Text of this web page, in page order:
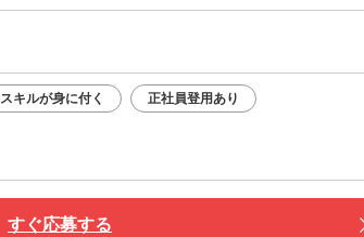
スキルが身に付く 正社員登用あり
すぐ応募する